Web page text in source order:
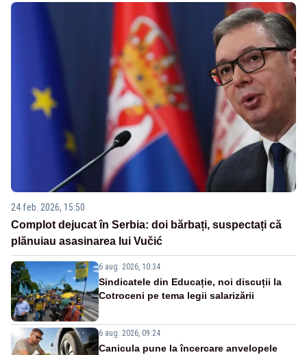
24 feb. 2026, 15:50
Complot dejucat în Serbia: doi bărbați, suspectați că
plănuiau asasinarea lui Vučić
6 aug. 2026, 10:34
Sindicatele din Educație, noi discuții la
Cotroceni pe tema legii salarizării
6 aug. 2026, 09:24
Canicula pune la încercare anvelopele